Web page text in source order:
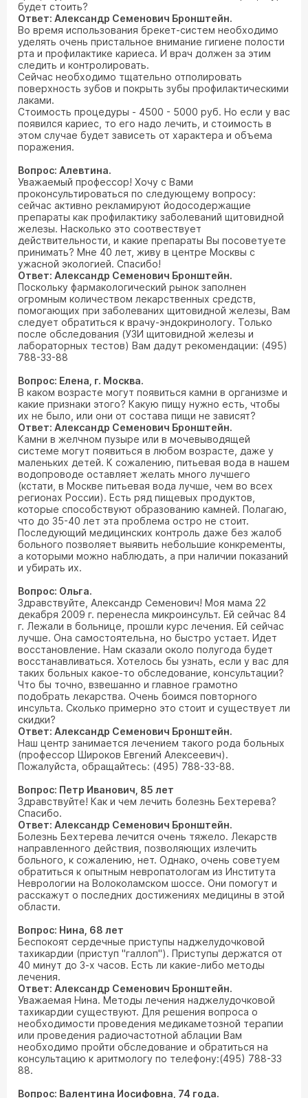
будет стоить?
Ответ: Александр Семенович Бронштейн.
Во время использования брекет-систем необходимо
уделять очень пристальное внимание гигиене полости
рта и профилактике кариеса. И врач должен за этим
следить и контролировать.
Сейчас необходимо тщательно отполировать
поверхность зубов и покрыть зубы профилактическими
лаками.
Стоимость процедуры - 4500 - 5000 руб. Но если у вас
появился кариес, то его надо лечить, и стоимость в
этом случае будет зависеть от характера и объема
поражения.
Вопрос: Алевтина.
Уважаемый профессор! Хочу с Вами
проконсультироваться по следующему вопросу:
сейчас активно рекламируют йодосодержащие
препараты как профилактику заболеваний щитовидной
железы. Насколько это соотвествует
действительности, и какие препараты Вы посоветуете
принимать? Мне 40 лет, живу в центре Москвы с
ужасной экологией. Спасибо!
Ответ: Александр Семенович Бронштейн.
Поскольку фармакологический рынок заполнен
огромным количеством лекарственных средств,
помогающих при заболеваних щитовидной железы, Вам
следует обратиться к врачу-эндокринологу. Только
после обследования (УЗИ щитовидной железы и
лабораторных тестов) Вам дадут рекомендации: (495)
788-33-88
Вопрос: Елена, г. Москва.
В каком возрасте могут появиться камни в организме и
какие признаки этого? Какую пищу нужно есть, чтобы
их не было, или они от состава пищи не зависят?
Ответ: Александр Семенович Бронштейн.
Камни в желчном пузыре или в мочевыводящей
системе могут появиться в любом возрасте, даже у
маленьких детей. К сожалению, питьевая вода в нашем
водопроводе оставляет желать много лучшего
(кстати, в Москве питьевая вода лучше, чем во всех
регионах России). Есть ряд пищевых продуктов,
которые способствуют образованию камней. Полагаю,
что до 35-40 лет эта проблема остро не стоит.
Последующий медицинских контроль даже без жалоб
больного позволяет выявить небольшие конкременты,
а которыми можно наблюдать, а при наличии показаний
и убирать их.
Вопрос: Ольга.
Здравствуйте, Александр Семенович! Моя мама 22
декабря 2009 г. перенесла микроинсульт. Ей сейчас 84
г. Лежали в больнице, прошли курс лечения. Ей сейчас
лучше. Она самостоятельна, но быстро устает. Идет
восстановление. Нам сказали около полугода будет
восстанавливаться. Хотелось бы узнать, если у вас для
таких больных какое-то обследование, консультации?
Что бы точно, взвешанно и главное грамотно
подобрать лекарства. Очень боимся повторного
инсульта. Сколько примерно это стоит и существует ли
скидки?
Ответ: Александр Семенович Бронштейн.
Наш центр занимается лечением такого рода больных
(профессор Широков Евгений Алексеевич).
Пожалуйста, обращайтесь: (495) 788-33-88.
Вопрос: Петр Иванович, 85 лет
Здравствуйте! Как и чем лечить болезнь Бехтерева?
Спасибо.
Ответ: Александр Семенович Бронштейн.
Болезнь Бехтерева лечится очень тяжело. Лекарств
направленного действия, позволяющих излечить
больного, к сожалению, нет. Однако, очень советуем
обратиться к опытным невропатологам из Института
Неврологии на Волоколамском шоссе. Они помогут и
расскажут о последних достижениях медицины в этой
области.
Вопрос: Нина, 68 лет
Беспокоят сердечные приступы наджелудочковой
тахикардии (приступ "галлоп"). Приступы держатся от
40 минут до 3-х часов. Есть ли какие-либо методы
лечения.
Ответ: Александр Семенович Бронштейн.
Уважаемая Нина. Методы лечения наджелудочковой
тахикардии существуют. Для решения вопроса о
необходимости проведения медикаметозной терапии
или проведения радиочастотной аблации Вам
необходимо пройти обследование и обратиться на
консультацию к аритмологу по телефону:(495) 788-33
88.
Вопрос: Валентина Иосифовна, 74 года.